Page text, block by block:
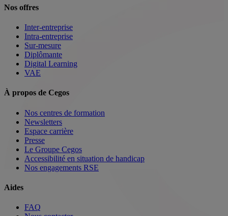
Nos offres
Inter-entreprise
Intra-entreprise
Sur-mesure
Diplômante
Digital Learning
VAE
À propos de Cegos
Nos centres de formation
Newsletters
Espace carrière
Presse
Le Groupe Cegos
Accessibilité en situation de handicap
Nos engagements RSE
Aides
FAQ